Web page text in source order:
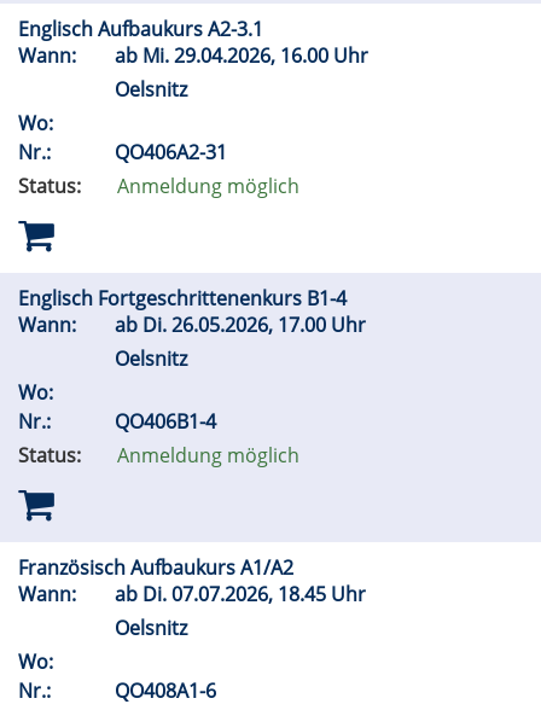
Englisch Aufbaukurs A2-3.1
Wann:
ab Mi.29.04.2026, 16.00 Uhr
Oelsnitz
Wo:
Nr.:
QO406A2-31
Status:
Anmeldung möglich
Englisch Fortgeschrittenenkurs B1-4
Wann:
ab Di.26.05.2026, 17.00 Uhr
Oelsnitz
Wo:
Nr.:
QO406B1-4
Status:
Anmeldung möglich
Französisch Aufbaukurs A1/A2
Wann:
ab Di.07.07.2026, 18.45 Uhr
Oelsnitz
Wo:
Nr.:
QO408A1-6